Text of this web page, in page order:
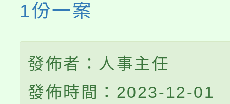
1份一案
發佈者：人事主任
發佈時間：2023-12-01